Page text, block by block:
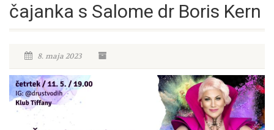
čajanka s Salome dr Boris Kern
8. maja 2023